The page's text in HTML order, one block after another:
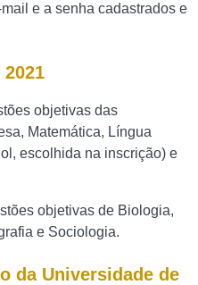
e a senha cadastrados e
2021
objetivas das
Matemática, Língua
escolhida na inscrição) e
objetivas de Biologia,
e Sociologia.
da Universidade de